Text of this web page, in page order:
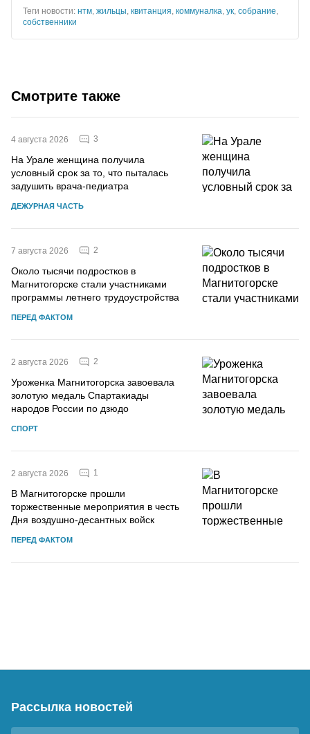
Теги новости: нтм жильцы квитанция коммуналка ук собрание
собственники
Смотрите также
4 августа 2026 3
На Урале женщина получила
условный срок за то, что пыталась
задушить врача-педиатра
ДЕЖУРНАЯ ЧАСТЬ
7 августа 2026 2
Около тысячи подростков в
Магнитогорске стали участниками
программы летнего трудоустройства
ПЕРЕД ФАКТОМ
2 августа 2026 2
Уроженка Магнитогорска завоевала
золотую медаль Спартакиады
народов России по дзюдо
СПОРТ
2 августа 2026 1
В Магнитогорске прошли
торжественные мероприятия в честь
Дня воздушно-десантных войск
ПЕРЕД ФАКТОМ
Рассылка новостей